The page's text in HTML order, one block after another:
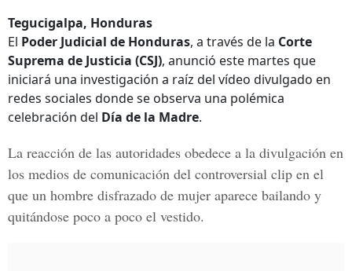
Tegucigalpa, Honduras
El Poder Judicial de Honduras, a través de la Corte
Suprema de Justicia (CSJ), anunció este martes que
iniciará una investigación a raíz del vídeo divulgado en
redes sociales donde se observa una polémica
celebración del Día de la Madre.
La reacción de las autoridades obedece a la divulgación en
los medios de comunicación del controversial clip en el
que un hombre disfrazado de mujer aparece bailando y
quitándose poco a poco el vestido.